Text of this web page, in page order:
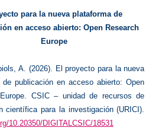
para la nueva plataforma de
en acceso abierto: Open Research
Europe
A. (2026). El proyecto para la nueva
de publicación en acceso abierto: Open
Europe. CSIC – unidad de recursos de
científica para la investigación (URICI).
10.20350/DIGITALCSIC/18531